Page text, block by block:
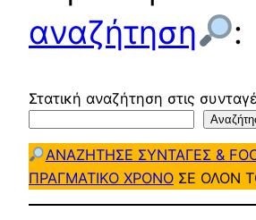
αναζήτηση
:
Στατική αναζήτηση στις
ΑΝΑΖΗΤΗΣΕ ΣΥΝΤΑΓΕΣ &
ΠΡΑΓΜΑΤΙΚΟ ΧΡΟΝΟ ΣΕ ΟΛΟΝ